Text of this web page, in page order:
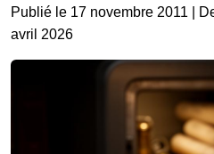
Publié le 17 novembre 2011 |
avril 2026